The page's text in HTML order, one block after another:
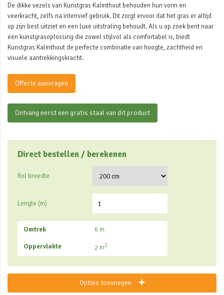
De dikke vezels van Kunstgras Kalmthout behouden hun vorm en
veerkracht, zelfs na intensief gebruik. Dit zorgt ervoor dat het gras er altijd
op zijn best uitziet en een luxe uitstraling behoudt. Als u op zoek bent naar
een kunstgrasoplossing die zowel stijlvol als comfortabel is, biedt
Kunstgras Kalmthout de perfecte combinatie van hoogte, zachtheid en
visuele aantrekkingskracht.
Offerte aanvragen
Ontvang eerst een gratis staal van dit product
Direct bestellen / berekenen
Rol breedte
Lengte (m)
Omtrek 6 m
Oppervlakte 2 m2
Opties toevoegen